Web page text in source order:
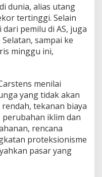
dunia, alias utang
tertinggi. Selain
pemilu di AS, juga
sampai ke
minggu ini,
menilai
yang tidak akan
tekanan biaya
iklim dan
rencana
proteksionisme
pasar yang